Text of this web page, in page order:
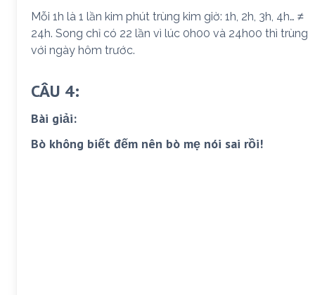
Mỗi 1h là 1 lần kim phút trùng kim giờ: 1h, 2h, 3h, 4h… ≠
24h. Song chỉ có 22 lần vì lúc 0h00 và 24h00 thì trùng
với ngày hôm trước.
CÂU 4:
Bài giải:
Bò không biết đếm nên bò mẹ nói sai rồi!